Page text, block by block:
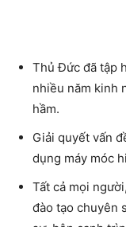
Thủ Đức đã tập
nhiều năm kinh
hầm.
Giải quyết vấn
dụng máy móc
Tất cả mọi
đào tạo chuyên